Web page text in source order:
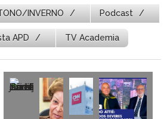
INVERNO Podcast
APD TV Academia